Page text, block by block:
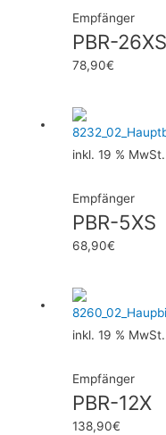
Empfänger
PBR-26XS
78,90€
inkl. 19 % MwSt.
Empfänger
PBR-5XS
68,90€
inkl. 19 % MwSt.
Empfänger
PBR-12X
138,90€